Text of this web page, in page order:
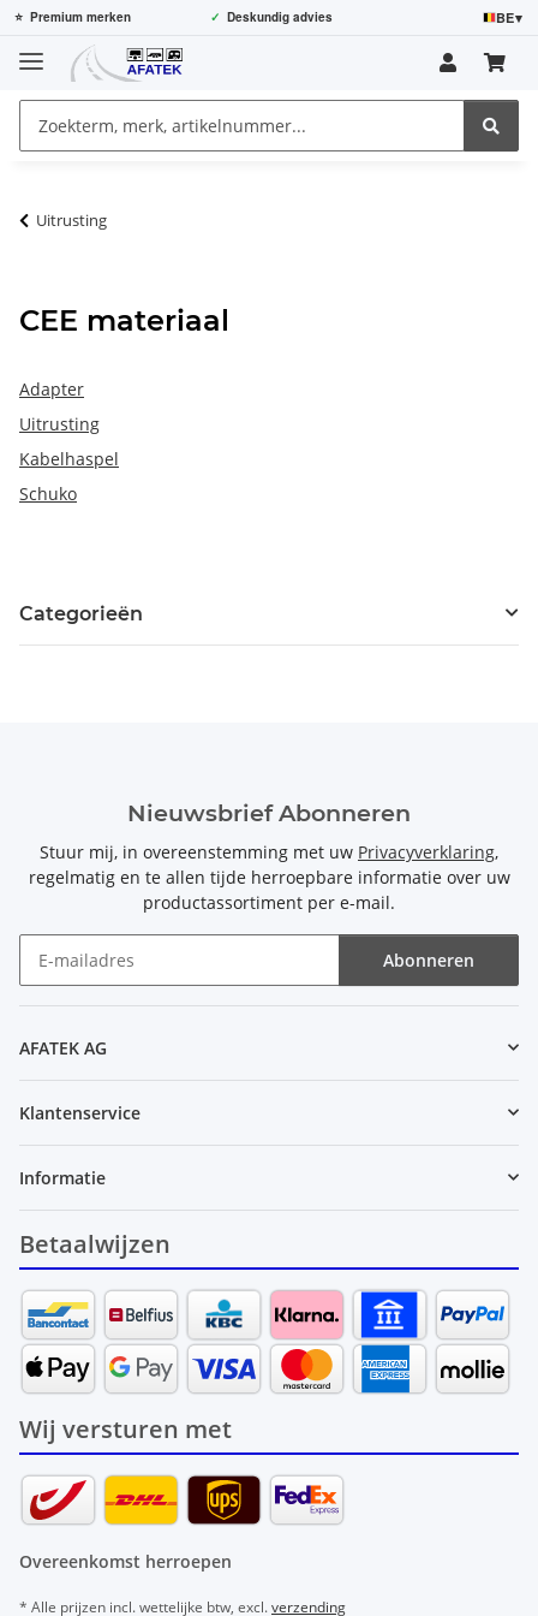
⭐ Premium merken ✓ Deskundig advies BE▾
Uitrusting
CEE materiaal
Adapter
Uitrusting
Kabelhaspel
Schuko
Categorieën
Nieuwsbrief Abonneren
Stuur mij, in overeenstemming met uw Privacyverklaring,
regelmatig en te allen tijde herroepbare informatie over uw
productassortiment per e-mail.
Abonneren
AFATEK AG
Klantenservice
Informatie
Betaalwijzen
Wij versturen met
Overeenkomst herroepen
* Alle prijzen incl. wettelijke btw, excl.verzending